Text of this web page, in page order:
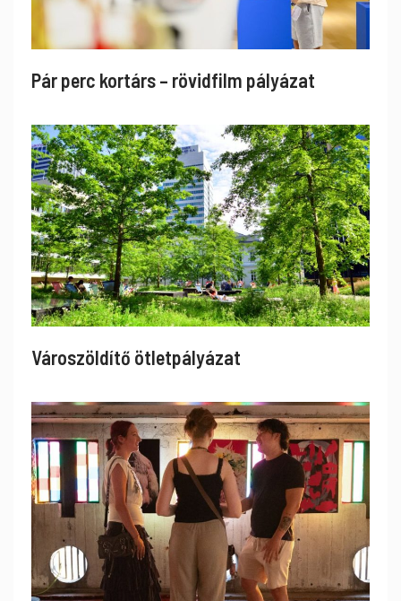
Pár perc kortárs – rövidfilm pályázat
Városzöldítő ötletpályázat